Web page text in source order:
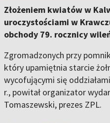
Złożeniem kwiatów w
uroczystościami w
obchody 79. rocznicy
Zgromadzonych przy
który upamiętnia starcie
wycofującymi się
r., powitał organizator
Tomaszewski, prezes ZPL.